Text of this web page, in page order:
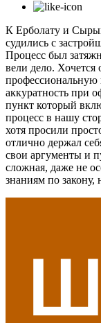
К Ерболату и
судились с
Процесс был
вели дело. Хочется
профессиональную
аккуратность при
пункт который
процесс в нашу
хотя просили
отлично держал
свои аргументы и
сложная, даже не
знаниям по закону,